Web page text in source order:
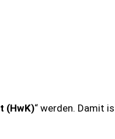
(HwK)“ werden. Damit